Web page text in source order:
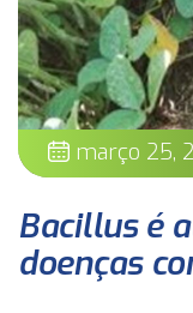
março 25,
Bacillus é
doenças